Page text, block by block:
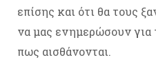
επίσης και ότι θα τους
να μας ενημερώσουν για
πως αισθάνονται.